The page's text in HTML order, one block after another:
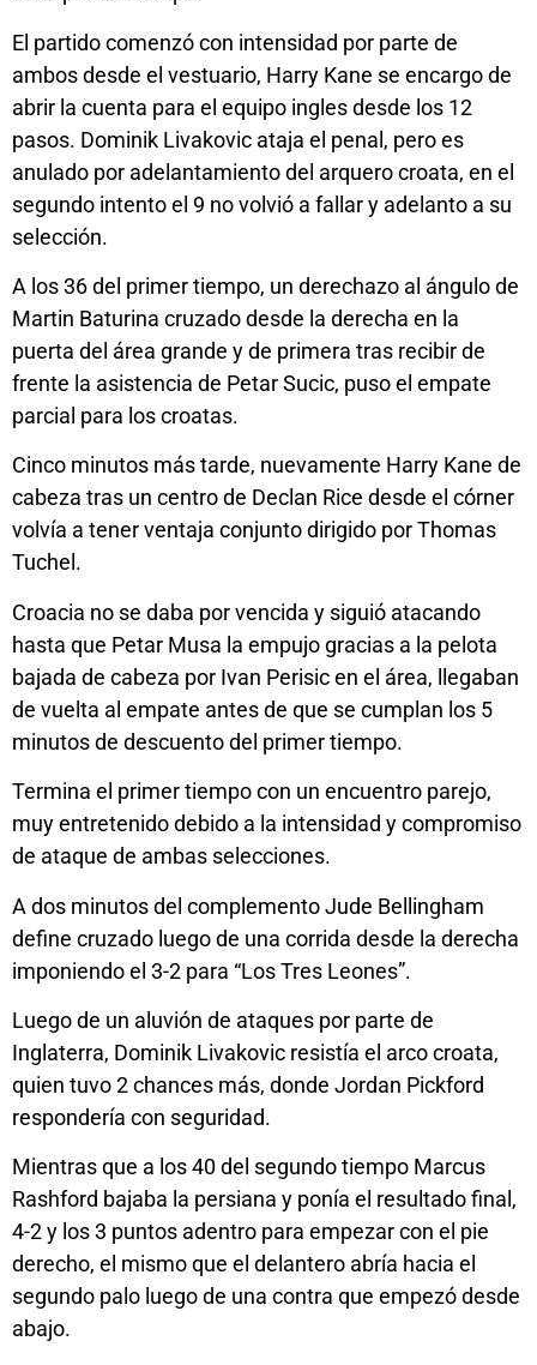
El partido comenzó con intensidad por parte de
ambos desde el vestuario, Harry Kane se encargo de
abrir la cuenta para el equipo ingles desde los 12
pasos. Dominik Livakovic ataja el penal, pero es
anulado por adelantamiento del arquero croata, en el
segundo intento el 9 no volvió a fallar y adelanto a su
selección.
A los 36 del primer tiempo, un derechazo al ángulo de
Martin Baturina cruzado desde la derecha en la
puerta del área grande y de primera tras recibir de
frente la asistencia de Petar Sucic, puso el empate
parcial para los croatas.
Cinco minutos más tarde, nuevamente Harry Kane de
cabeza tras un centro de Declan Rice desde el córner
volvía a tener ventaja conjunto dirigido por Thomas
Tuchel.
Croacia no se daba por vencida y siguió atacando
hasta que Petar Musa la empujo gracias a la pelota
bajada de cabeza por Ivan Perisic en el área, llegaban
de vuelta al empate antes de que se cumplan los 5
minutos de descuento del primer tiempo.
Termina el primer tiempo con un encuentro parejo,
muy entretenido debido a la intensidad y compromiso
de ataque de ambas selecciones.
A dos minutos del complemento Jude Bellingham
define cruzado luego de una corrida desde la derecha
imponiendo el 3-2 para “Los Tres Leones”.
Luego de un aluvión de ataques por parte de
Inglaterra, Dominik Livakovic resistía el arco croata,
quien tuvo 2 chances más, donde Jordan Pickford
respondería con seguridad.
Mientras que a los 40 del segundo tiempo Marcus
Rashford bajaba la persiana y ponía el resultado final,
4-2 y los 3 puntos adentro para empezar con el pie
derecho, el mismo que el delantero abría hacia el
segundo palo luego de una contra que empezó desde
abajo.